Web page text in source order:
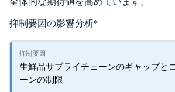
抑制要因の影響分析*
生鮮品サプライチェーンのギャップと
ーンの制限